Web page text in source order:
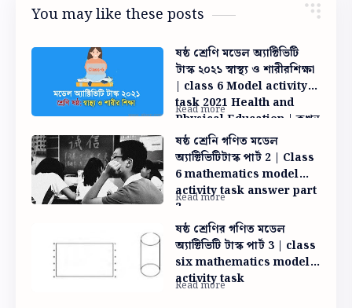
You may like these posts
ষষ্ঠ শ্রেণি মডেল অ্যাক্টিভিটি
টাস্ক ২০২১ স্বাস্থ্য ও শারীরশিক্ষা
| class 6 Model activity
task 2021 Health and
Physical Education | কখন
স্প্লিন্ট ব্যবহার করা হয় | জাতীয়
পতাকার ব্যবহারবিধি
ষষ্ঠ শ্রেনি গণিত মডেল
অ্যাক্টিভিটিটাস্ক পার্ট 2 | Class
6 mathematics model
activity task answer part
2
ষষ্ঠ শ্রেণির গণিত মডেল
অ্যাক্টিভিটি টাস্ক পার্ট 3 | class
six mathematics model
activity task